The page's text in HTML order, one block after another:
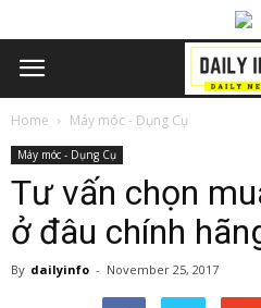
Home Máy móc - Dụng Cụ
Máy móc - Dụng Cụ
Tư vấn chọn
ở đâu chính
By dailyinfo - November 25, 2017